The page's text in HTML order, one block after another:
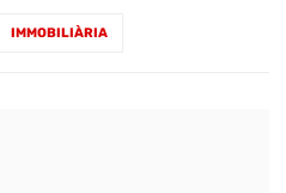
IMMOBILIÀRIA